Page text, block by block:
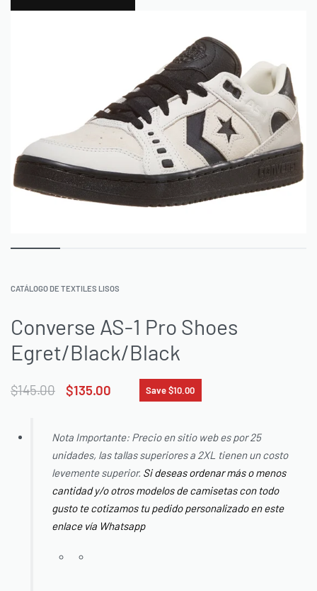
CATÁLOGO DE TEXTILES LISOS
Converse AS-1 Pro Shoes
Egret/Black/Black
$145.00 $135.00 Save $10.00
Nota Importante: Precio en sitio web es por 25
unidades, las tallas superiores a 2XL tienen un costo
levemente superior. Si deseas ordenar más o menos
cantidad y/o otros modelos de camisetas con todo
gusto te cotizamos tu pedido personalizado en este
enlace vía Whatsapp